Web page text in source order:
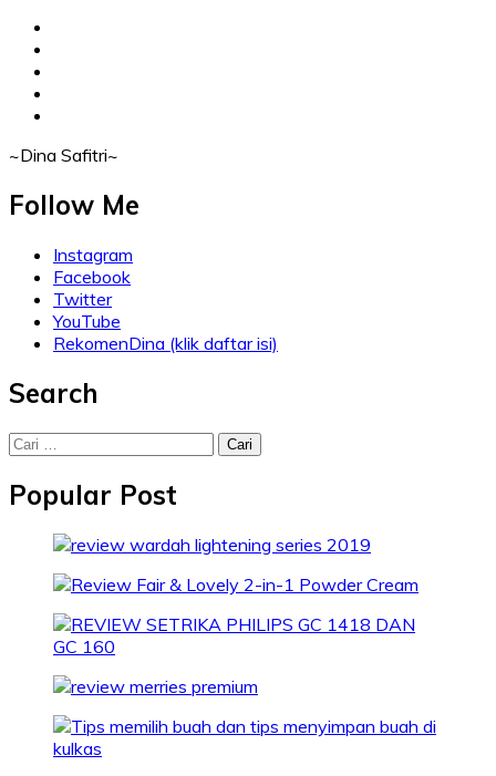
~Dina Safitri~
Follow Me
Instagram
Facebook
Twitter
YouTube
RekomenDina (klik daftar isi)
Search
Cari
untuk:
Popular Post